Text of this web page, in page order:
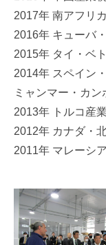
2017年 南アフリ
2016年 キューバ
2015年 タイ・ベ
2014年 スペイン
ミャンマー・カ
2013年 トルコ産
2012年 カナダ・
2011年 マレーシ